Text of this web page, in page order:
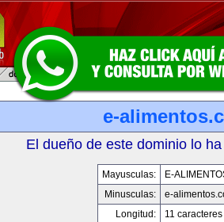
e-
El dueño de este dominio lo
Mayusculas:
E-
Minusculas:
e-
Longitud:
11 caracteres